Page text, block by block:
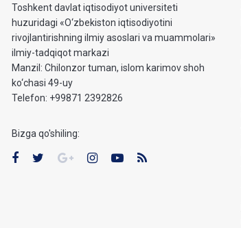
Toshkent davlat iqtisodiyot universiteti
huzuridagi «O‘zbekiston iqtisodiyotini
rivojlantirishning ilmiy asoslari va muammolari»
ilmiy-tadqiqot markazi
Manzil: Chilonzor tuman, islom karimov shoh
ko‘chasi 49-uy
Telefon: +99871 2392826
Bizga qo'shiling: